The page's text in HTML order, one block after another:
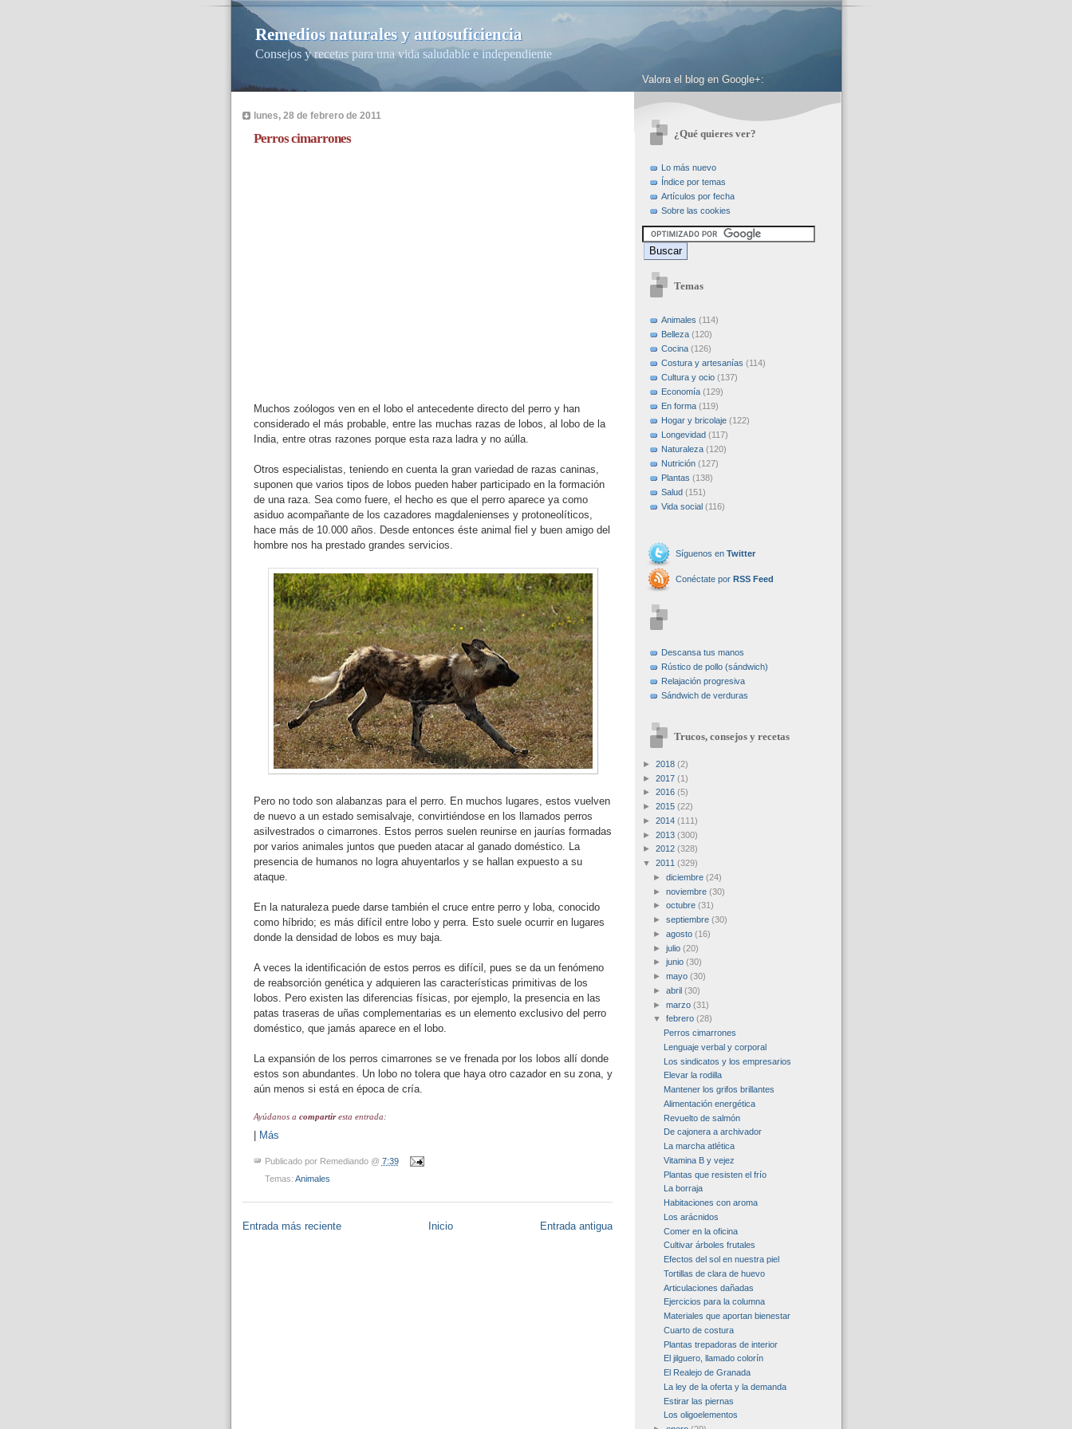
Remedios naturales y autosuficiencia
Consejos y recetas para una vida saludable e independiente
lunes, 28 de febrero de 2011
Perros cimarrones
Muchos zoólogos ven en el lobo el antecedente directo del perro y han
considerado el más probable, entre las muchas razas de lobos, al lobo de la
India, entre otras razones porque esta raza ladra y no aúlla.
Otros especialistas, teniendo en cuenta la gran variedad de razas caninas,
suponen que varios tipos de lobos pueden haber participado en la formación
de una raza. Sea como fuere, el hecho es que el perro aparece ya como
asiduo acompañante de los cazadores magdalenienses y protoneolíticos,
hace más de 10.000 años. Desde entonces éste animal fiel y buen amigo del
hombre nos ha prestado grandes servicios.
Pero no todo son alabanzas para el perro. En muchos lugares, estos vuelven
de nuevo a un estado semisalvaje, convirtiéndose en los llamados perros
asilvestrados o cimarrones. Estos perros suelen reunirse en jaurías formadas
por varios animales juntos que pueden atacar al ganado doméstico. La
presencia de humanos no logra ahuyentarlos y se hallan expuesto a su
ataque.
En la naturaleza puede darse también el cruce entre perro y loba, conocido
como híbrido; es más difícil entre lobo y perra. Esto suele ocurrir en lugares
donde la densidad de lobos es muy baja.
A veces la identificación de estos perros es difícil, pues se da un fenómeno
de reabsorción genética y adquieren las características primitivas de los
lobos. Pero existen las diferencias físicas, por ejemplo, la presencia en las
patas traseras de uñas complementarias es un elemento exclusivo del perro
doméstico, que jamás aparece en el lobo.
La expansión de los perros cimarrones se ve frenada por los lobos allí donde
estos son abundantes. Un lobo no tolera que haya otro cazador en su zona, y
aún menos si está en época de cría.
Ayúdanos a compartiresta entrada:
| Más
Publicado por Remediando @ 7:39
Temas: Animales
Entrada más reciente Entrada antigua
Inicio
¿Qué quieres ver?
Lo más nuevo
Índice por temas
Artículos por fecha
Sobre las cookies
Temas
Animales (114)
Belleza (120)
Cocina (126)
Costura y artesanías (114)
Cultura y ocio (137)
Economía (129)
En forma (119)
Hogar y bricolaje (122)
Longevidad (117)
Naturaleza (120)
Nutrición (127)
Plantas (138)
Salud (151)
Vida social (116)
Valora el blog en Google+:
Síguenos en Twitter
Conéctate por RSS Feed
Descansa tus manos
Rústico de pollo (sándwich)
Relajación progresiva
Sándwich de verduras
Trucos, consejos y recetas
► 2018 (2)
► 2017 (1)
► 2016 (5)
► 2015 (22)
► 2014 (111)
► 2013 (300)
► 2012 (328)
▼ 2011 (329)
► diciembre (24)
► noviembre (30)
► octubre (31)
► septiembre (30)
► agosto (16)
► julio (20)
► junio (30)
► mayo (30)
► abril (30)
► marzo (31)
▼ febrero (28)
Perros cimarrones
Lenguaje verbal y corporal
Los sindicatos y los empresarios
Elevar la rodilla
Mantener los grifos brillantes
Alimentación energética
Revuelto de salmón
De cajonera a archivador
La marcha atlética
Vitamina B y vejez
Plantas que resisten el frío
La borraja
Habitaciones con aroma
Los arácnidos
Comer en la oficina
Cultivar árboles frutales
Efectos del sol en nuestra piel
Tortillas de clara de huevo
Articulaciones dañadas
Ejercicios para la columna
Materiales que aportan bienestar
Cuarto de costura
Plantas trepadoras de interior
El jilguero, llamado colorín
El Realejo de Granada
La ley de la oferta y la demanda
Estirar las piernas
Los oligoelementos